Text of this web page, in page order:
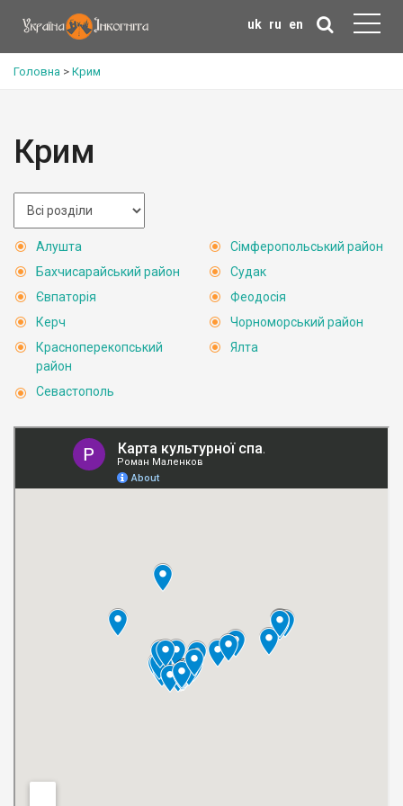
uk ru en
Головна > Крим
Крим
Алушта
Бахчисарайський район
Євпаторія
Керч
Красноперекопський
район
Севастополь
Сімферопольський район
Судак
Феодосія
Чорноморський район
Ялта